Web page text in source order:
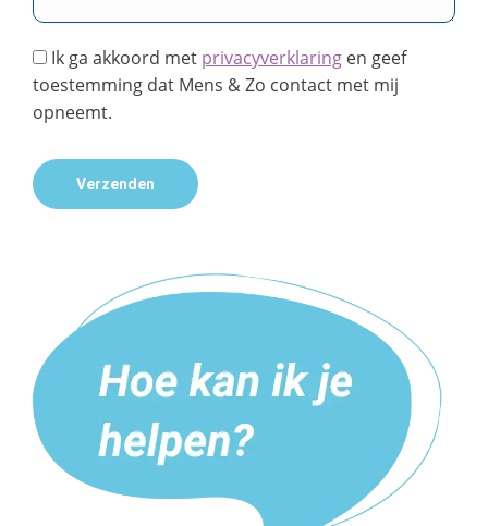
Ik ga akkoord met privacyverklaring en geef
toestemming dat Mens & Zo contact met mij
opneemt.